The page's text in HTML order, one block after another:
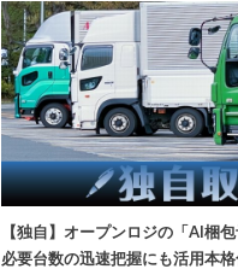
【独自】オープンロジの「AI梱
必要台数の迅速把握にも活用本